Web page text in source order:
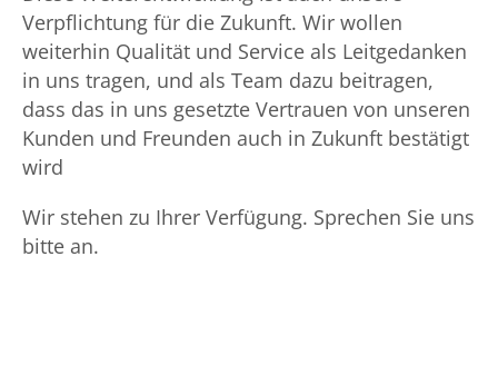
Verpflichtung für die Zukunft. Wir wollen
weiterhin Qualität und Service als Leitgedanken
in uns tragen, und als Team dazu beitragen,
dass das in uns gesetzte Vertrauen von unseren
Kunden und Freunden auch in Zukunft bestätigt
wird
Wir stehen zu Ihrer Verfügung. Sprechen Sie uns
bitte an.